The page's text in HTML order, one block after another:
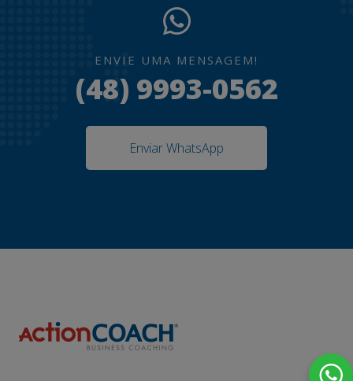
ENVIE UMA MENSAGEM!
(48) 9993-0562
Enviar WhatsApp